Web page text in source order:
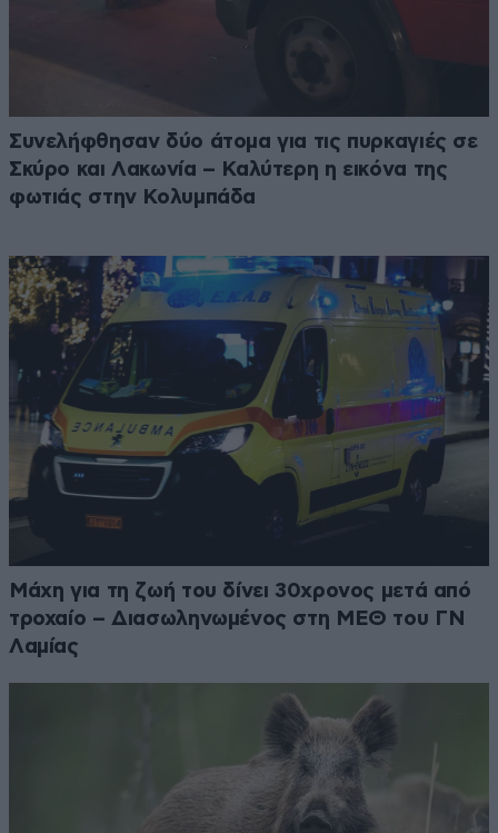
Συνελήφθησαν δύο άτομα για τις πυρκαγιές σε
Σκύρο και Λακωνία – Καλύτερη η εικόνα της
φωτιάς στην Κολυμπάδα
Μάχη για τη ζωή του δίνει 30χρονος μετά από
τροχαίο – Διασωληνωμένος στη ΜΕΘ του ΓΝ
Λαμίας